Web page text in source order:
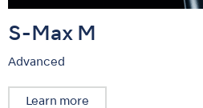
S-Max M
Advanced
Learn more